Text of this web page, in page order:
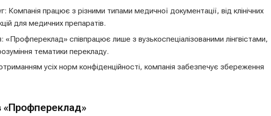
Компанія працює з різними типами медичної документації, від клінічних
для медичних препаратів.
«Профпереклад» співпрацює лише з вузькоспеціалізованими лінгвістами,
тематики перекладу.
усіх норм конфіденційності, компанія забезпечує збереження
«Профпереклад»